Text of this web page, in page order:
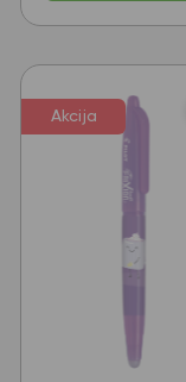
Akcija